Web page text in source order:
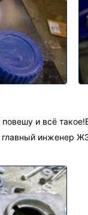
и всё
главный инженер